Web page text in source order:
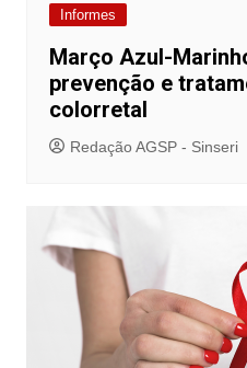
Informes
Março Azul-
prevenção e
colorretal
Redação AGSP - Sinseri